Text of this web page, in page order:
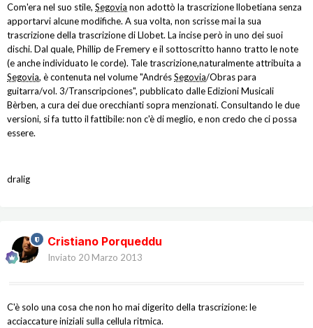
Com'era nel suo stile, Segovia non adottò la trascrizione llobetiana senza
apportarvi alcune modifiche. A sua volta, non scrisse mai la sua
trascrizione della trascrizione di Llobet. La incise però in uno dei suoi
dischi. Dal quale, Phillip de Fremery e il sottoscritto hanno tratto le note
(e anche individuato le corde). Tale trascrizione,naturalmente attribuita a
Segovia, è contenuta nel volume "AndrésSegovia/Obras para
guitarra/vol. 3/Transcripciones", pubblicato dalle Edizioni Musicali
Bèrben, a cura dei due orecchianti sopra menzionati. Consultando le due
versioni, si fa tutto il fattibile: non c'è di meglio, e non credo che ci possa
essere.
dralig
Cristiano Porqueddu
Inviato 20 Marzo 2013
C'è solo una cosa che non ho mai digerito della trascrizione: le
acciaccature iniziali sulla cellula ritmica.